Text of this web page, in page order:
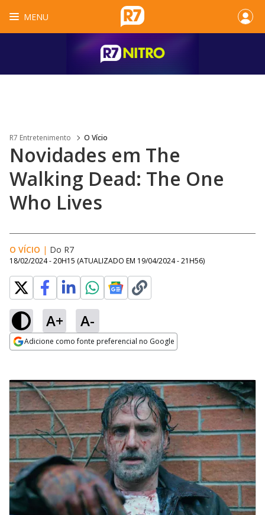
MENU
R7 Entretenimento O Vício
Novidades em The
Walking Dead: The One
Who Lives
O VÍCIO | Do R7
18/02/2024 - 20H15 (ATUALIZADO EM 19/04/2024 - 21H56)
A+ A-
Adicione como fonte preferencial no Google